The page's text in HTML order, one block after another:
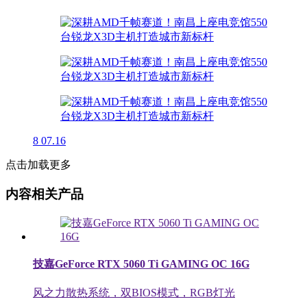
8 07.16
点击加载更多
内容相关产品
技嘉GeForce RTX 5060 Ti GAMING OC 16G
风之力散热系统，双BIOS模式，RGB灯光